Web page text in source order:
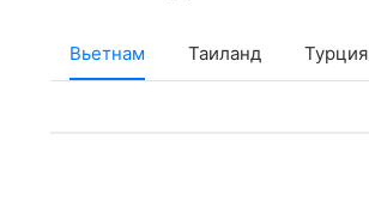
Вьетнам Таиланд Турция